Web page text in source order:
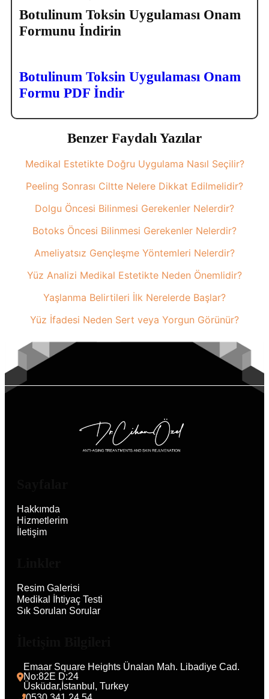
Botulinum Toksin Uygulaması Onam
Formunu İndirin
Botulinum Toksin Uygulaması Onam
Formu PDF İndir
Benzer Faydalı Yazılar
Medikal Estetikte Doğru Uygulama Nasıl Seçilir?
Peeling Sonrası Ciltte Nelere Dikkat Edilmelidir?
Dolgu Öncesi Bilinmesi Gerekenler Nelerdir?
Botoks Öncesi Bilinmesi Gerekenler Nelerdir?
Ameliyatsız Gençleşme Yöntemleri Nelerdir?
Yüz Analizi Medikal Estetikte Neden Önemlidir?
Yaşlanma Belirtileri İlk Nerelerde Başlar?
Yüz İfadesi Neden Sert veya Yorgun Görünür?
Hakkımda
Hizmetlerim
İletişim
Resim Galerisi
Medikal İhtiyaç Testi
Sık Sorulan Sorular
Emaar Square Heights Ünalan Mah. Libadiye Cad.
No:82E D:24
Üsküdar,İstanbul, Turkey